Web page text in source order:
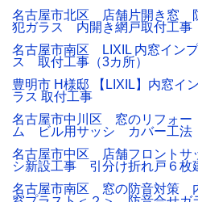
名古屋市北区 店舗片開き窓
犯ガラス 内開き網戸取付工事
名古屋市南区 LIXIL 内窓イン
ス 取付工事（3カ所）
豊明市 H様邸 【LIXIL】内窓イ
ラス 取付工事
名古屋市中川区 窓のリフォー
ム ビル用サッシ カバー工法
名古屋市中区 店舗フロントサ
シ新設工事 引分け折れ戸６枚
名古屋市南区 窓の防音対策